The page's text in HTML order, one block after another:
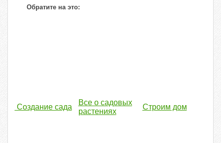
Обратите на это:
Создание сада
Все о садовых
растениях
Строим дом